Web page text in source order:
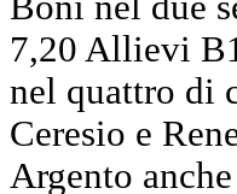
7,20 Allievi
nel quattro di
Ceresio e
Argento